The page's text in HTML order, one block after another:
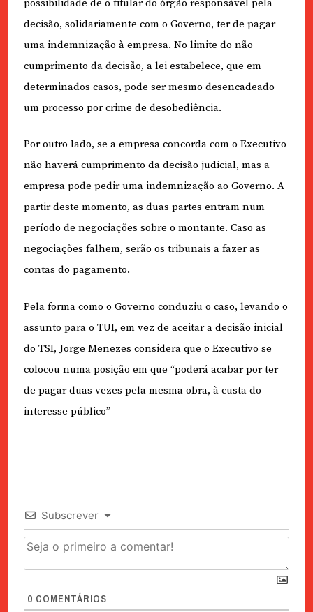
possibilidade de o titular do órgão responsável pela
decisão, solidariamente com o Governo, ter de pagar
uma indemnização à empresa. No limite do não
cumprimento da decisão, a lei estabelece, que em
determinados casos, pode ser mesmo desencadeado
um processo por crime de desobediência.
Por outro lado, se a empresa concorda com o Executivo
não haverá cumprimento da decisão judicial, mas a
empresa pode pedir uma indemnização ao Governo. A
partir deste momento, as duas partes entram num
período de negociações sobre o montante. Caso as
negociações falhem, serão os tribunais a fazer as
contas do pagamento.
Pela forma como o Governo conduziu o caso, levando o
assunto para o TUI, em vez de aceitar a decisão inicial
do TSI, Jorge Menezes considera que o Executivo se
colocou numa posição em que “poderá acabar por ter
de pagar duas vezes pela mesma obra, à custa do
interesse público”
Subscrever
0 COMENTÁRIOS